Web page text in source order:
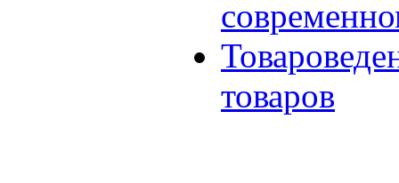
товаров